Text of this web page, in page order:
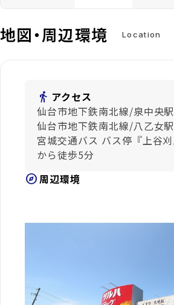
地図・周辺環境 Location
directions_walk アクセス
仙台市地下鉄南北線/泉中央
仙台市地下鉄南北線/八乙女
宮城交通バス バス停『上谷刈
から徒歩5分
explore周辺環境